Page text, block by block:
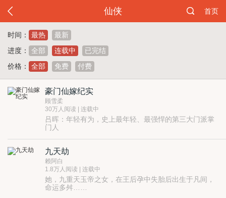
仙侠 首页
时间： 最热
最新
进度：
全部 连载中
已完结
价格：
全部 免费 付费
豪门仙嫁纪实
顾雪柔
30万人阅读 | 连载中
吕晖：年轻有为，史上最年轻、最强悍的第三大门派掌
门人
道侣。最初的相处真是一点都不融洽，吕掌门那是傲娇
毒舌外加喜怒无常孩子气，就算脸帅、个高、身材好也
实在勾不起许师姐的性趣！
不过夫妻嘛，双修、双修、双修、双修……修道嘛，打
怪降魔、打怪降魔、打怪降魔……感情那是在日常的点
点滴滴中生根发芽开花结果的，豪门双修纪实进行中！
九天劫
赖阿白
1.8万人阅读 | 连载中
她，九重天玉帝之女，在王后孕中失胎后出生于凡间，
命运多舛……